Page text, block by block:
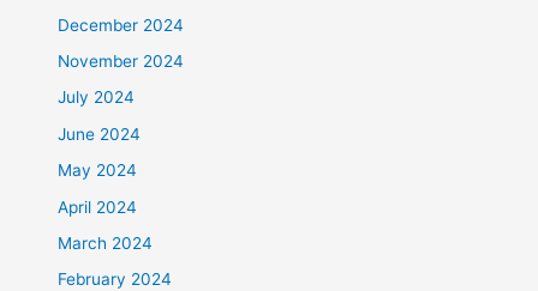
December 2024
November 2024
July 2024
June 2024
May 2024
April 2024
March 2024
February 2024